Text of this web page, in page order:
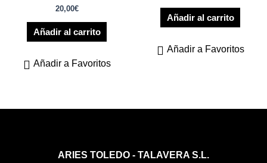
20,00€
Añadir al carrito
Añadir a Favoritos
Añadir al carrito
Añadir a Favoritos
ARIES TOLEDO - TALAVERA S.L.